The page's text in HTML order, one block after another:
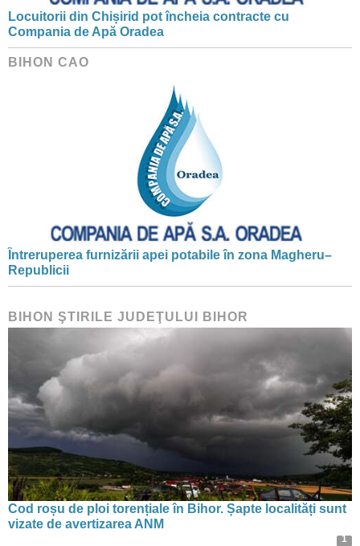
Locuitorii din Chișirid pot încheia contracte cu
Compania de Apă Oradea
BIHON CAO
Întreruperea furnizării apei potabile în zona Magheru–
Republicii
BIHON ŞTIRILE JUDEŢULUI BIHOR
Cod roșu de ploi torențiale în Bihor. Șapte localități sunt
vizate de avertizarea ANM
1